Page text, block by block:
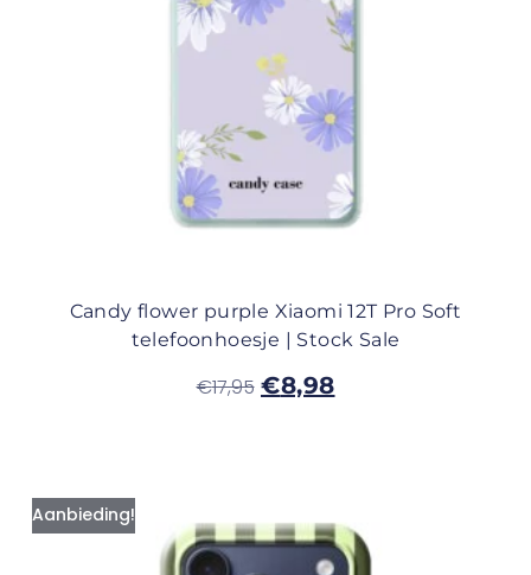
Candy flower purple Xiaomi 12T Pro Soft
telefoonhoesje | Stock Sale
€17,95 €8,98
Aanbieding!